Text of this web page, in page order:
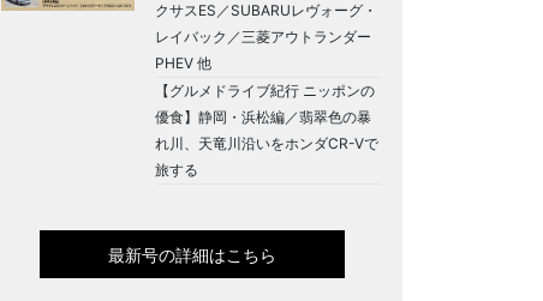
クサスES／SUBARUレヴォーグ・
レイバック／三菱アウトランダー
PHEV 他
【グルメドライブ紀行 ニッポンの
優食】静岡・浜松編／翡翠色の暴
れ川、天竜川沿いをホンダCR-Vで
旅する
最新号の詳細はこちら